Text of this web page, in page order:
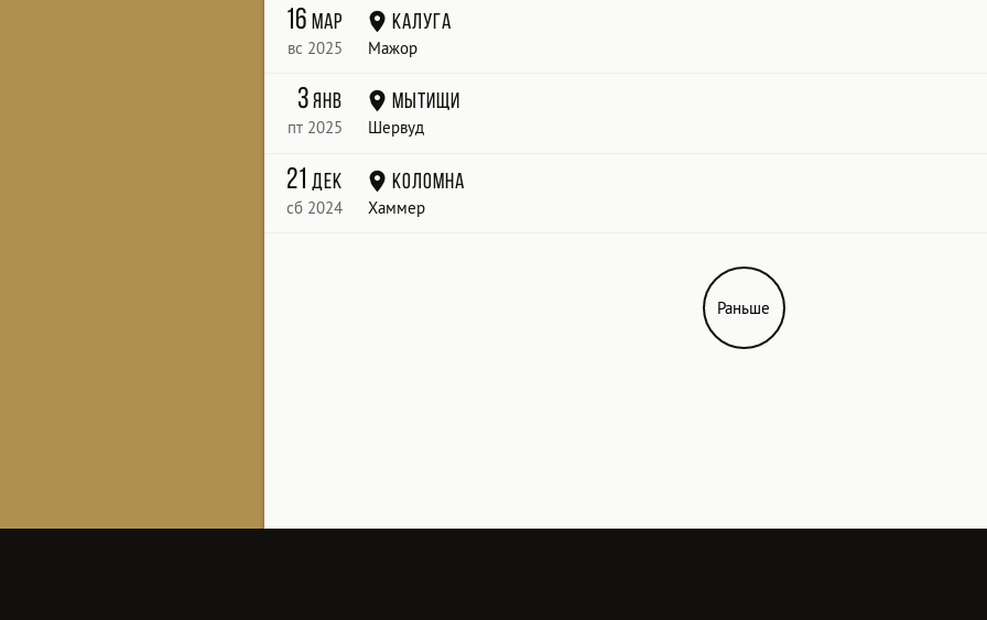
16мар
вс 2025
Калуга
Мажор
3янв
пт 2025
Мытищи
Шервуд
21 дек
сб 2024
Коломна
Хаммер
Раньше